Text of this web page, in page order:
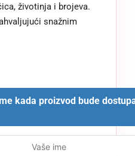
životinja i brojeva.
snažnim
kada proizvod bude